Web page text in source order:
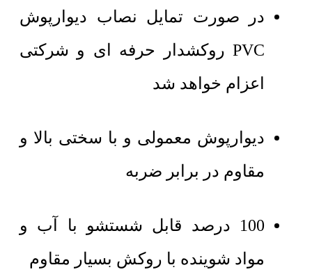
در صورت تمایل نصاب دیوارپوش
PVC روکشدار حرفه ای و شرکتی
اعزام خواهد شد
دیوارپوش معمولی و با سختی بالا و
مقاوم در برابر ضربه
100 درصد قابل شستشو با آب و
مواد شوینده با روکش بسیار مقاوم